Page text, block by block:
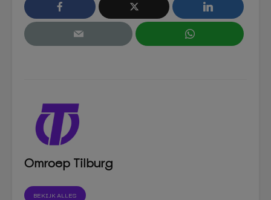
Omroep Tilburg
BEKIJK ALLES